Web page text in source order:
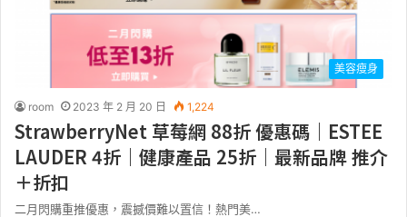
美容瘦身
room 2023 年 2 月 20 日 1,224
StrawberryNet 草莓網 88折 優惠碼｜ESTEE
LAUDER 4折｜健康產品 25折｜最新品牌 推介
＋折扣
二月閃購重推優惠，震撼價難以置信！熱門美…